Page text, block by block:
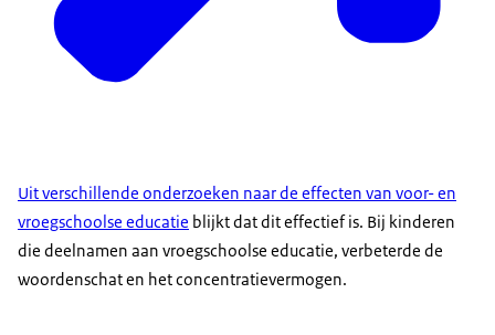
Uit verschillende onderzoeken naar de effecten van voor- en
vroegschoolse educatie blijkt dat dit effectief is. Bij kinderen
die deelnamen aan vroegschoolse educatie, verbeterde de
woordenschat en het concentratievermogen.